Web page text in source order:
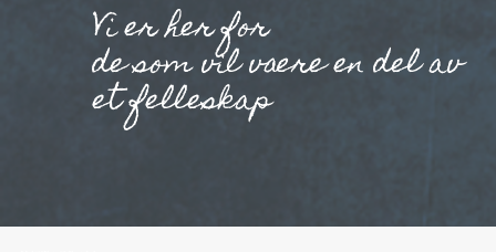
Vi er her for
de som vil være en del av
et felleskap